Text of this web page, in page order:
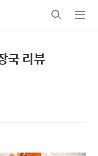
검
색
메
뉴
국 리뷰